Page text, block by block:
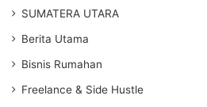
SUMATERA UTARA
Berita Utama
Bisnis Rumahan
Freelance & Side Hustle